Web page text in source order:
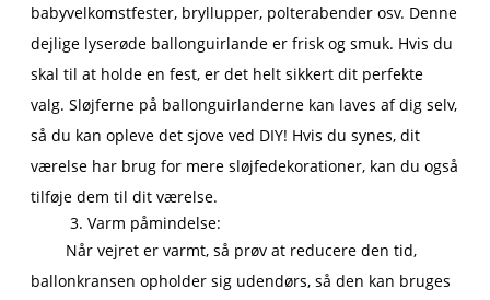
babyvelkomstfester, bryllupper, polterabender osv. Denne
dejlige lyserøde ballonguirlande er frisk og smuk. Hvis du
skal til at holde en fest, er det helt sikkert dit perfekte
valg. Sløjferne på ballonguirlanderne kan laves af dig selv,
så du kan opleve det sjove ved DIY! Hvis du synes, dit
værelse har brug for mere sløjfedekorationer, kan du også
tilføje dem til dit værelse.
3. Varm påmindelse:
Når vejret er varmt, så prøv at reducere den tid,
ballonkransen opholder sig udendørs, så den kan bruges